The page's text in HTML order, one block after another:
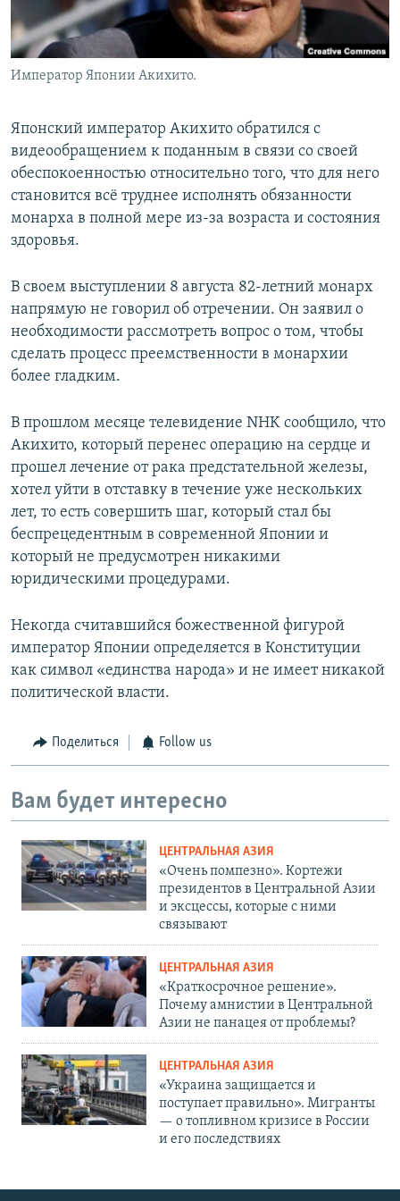
Император Японии Акихито.
Японский император Акихито обратился с
видеообращением к поданным в связи со своей
обеспокоенностью относительно того, что для него
становится всё труднее исполнять обязанности
монарха в полной мере из-за возраста и состояния
здоровья.
В своем выступлении 8 августа 82-летний монарх
напрямую не говорил об отречении. Он заявил о
необходимости рассмотреть вопрос о том, чтобы
сделать процесс преемственности в монархии
более гладким.
В прошлом месяце телевидение NHK сообщило, что
Акихито, который перенес операцию на сердце и
прошел лечение от рака предстательной железы,
хотел уйти в отставку в течение уже нескольких
лет, то есть совершить шаг, который стал бы
беспрецедентным в современной Японии и
который не предусмотрен никакими
юридическими процедурами.
Некогда считавшийся божественной фигурой
император Японии определяется в Конституции
как символ «единства народа» и не имеет никакой
политической власти.
Поделиться Follow us
Вам будет интересно
ЦЕНТРАЛЬНАЯ АЗИЯ
«Очень помпезно». Кортежи
президентов в Центральной Азии
и эксцессы, которые с ними
связывают
ЦЕНТРАЛЬНАЯ АЗИЯ
«Краткосрочное решение».
Почему амнистии в Центральной
Азии не панацея от проблемы?
ЦЕНТРАЛЬНАЯ АЗИЯ
«Украина защищается и
поступает правильно». Мигранты
— о топливном кризисе в России
и его последствиях